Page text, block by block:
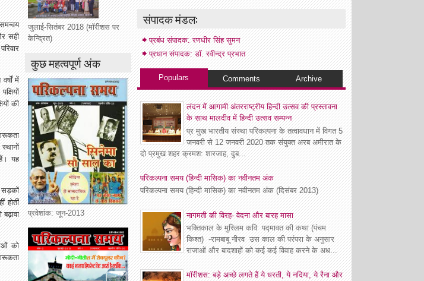
सही
में
की
यह
सड़कों
होतीं
को
संपादक मंडल:
प्रबंध संपादक: रणधीर सिंह सुमन
प्रधान संपादक: डॉ. रवीन्द्र प्रभात
Populars Comments Archive
लंदन में आगामी अंतरराष्ट्रीय हिन्दी उत्सव की प्रस्तावना
के साथ मालदीव में हिन्दी उत्सव सम्पन्न
प्र मुख भारतीय संस्था परिकल्पना के तत्वावधान में विगत 5
जनवरी से 12 जनवरी 2020 तक संयुक्त अरब अमीरात के
दो प्रमुख शहर क्रमश: शारजाह, दुब...
परिकल्पना समय (हिन्दी मासिक) का नवीनतम अंक
परिकल्पना समय (हिन्दी मासिक) का नवीनतम अंक (दिसंबर 2013)
नागमती की विरह- वेदना और बारह मासा
भक्तिकाल के मुस्लिम कवि पद्मावत की कथा (पंचम
किश्त) -रामबाबू नीरव उस काल की परंपरा के अनुसार
राजाओं और बादशाहों को कई कई विवाह करने के अध...
मॉरीशस: बड़े अच्छे लगते हैं ये धरती, ये नदिया, ये रैना और
जुलाई-सितंबर 2018 (मॉरीशस पर
केन्द्रित)
कुछ महत्वपूर्ण अंक
प्रवेशांक: जून-2013